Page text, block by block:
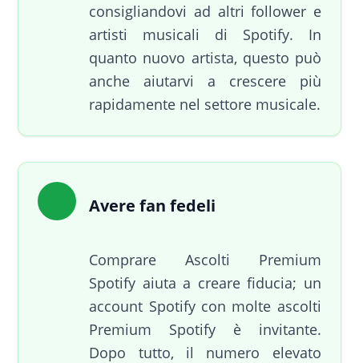
consigliandovi ad altri follower e
artisti musicali di Spotify. In
quanto nuovo artista, questo può
anche aiutarvi a crescere più
rapidamente nel settore musicale.
Avere fan fedeli
Comprare Ascolti Premium
Spotify aiuta a creare fiducia; un
account Spotify con molte ascolti
Premium Spotify è invitante.
Dopo tutto, il numero elevato